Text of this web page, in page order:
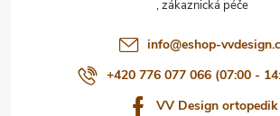
info@eshop-
+420 776 077 066 (07:00 -
VV Design ortopedik